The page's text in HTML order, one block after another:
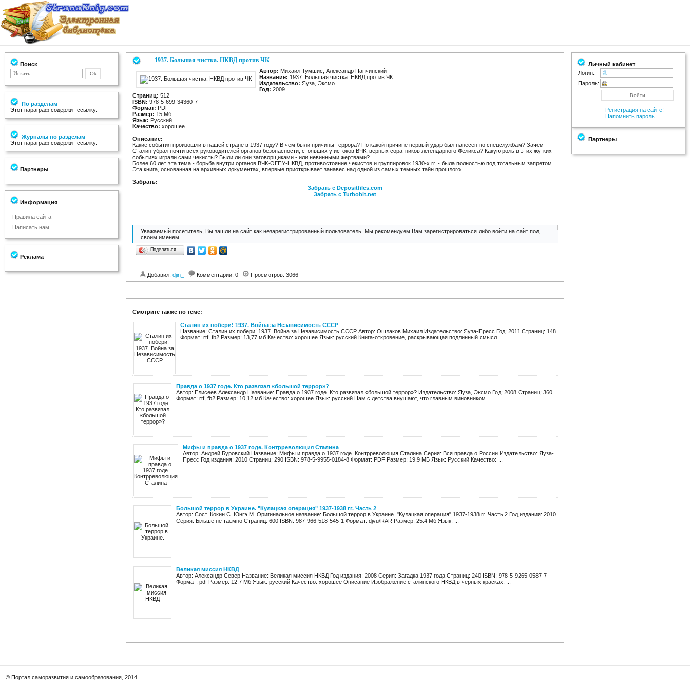
Поиск
По разделам
Этот параграф содержит ссылку.
Журналы по разделам
Этот параграф содержит ссылку.
Партнеры
Информация
Правила сайта
Написать нам
Реклама
1937. Большая чистка. НКВД против ЧК
Автор: Михаил Тумшис, Александр Папчинский
Название: 1937. Большая чистка. НКВД против ЧК
Издательство: Яуза, Эксмо
Год: 2009
Страниц: 512
ISBN: 978-5-699-34360-7
Формат: PDF
Размер: 15 Мб
Язык: Русский
Качество: хорошее
Описание:
Какие события произошли в нашей стране в 1937 году? В чем были причины террора? По какой причине первый удар был нанесен по спецслужбам? Зачем
Сталин убрал почти всех руководителей органов безопасности, стоявших у истоков ВЧК, верных соратников легендарного Феликса? Какую роль в этих жутких
событиях играли сами чекисты? Были ли они заговорщиками - или невинными жертвами?
Более 60 лет эта тема - борьба внутри органов ВЧК-ОГПУ-НКВД, противостояние чекистов и группировок 1930-х гг. - была полностью под тотальным запретом.
Эта книга, основанная на архивных документах, впервые приоткрывает занавес над одной из самых темных тайн прошлого.
Забрать:
Забрать с Depositfiles.com
Забрать с Turbobit.net
Уважаемый посетитель, Вы зашли на сайт как незарегистрированный пользователь. Мы рекомендуем Вам зарегистрироваться либо войти на сайт под
своим именем.
Поделиться…
Добавил: djin_ Комментарии: 0 Просмотров: 3066
Смотрите также по теме:
Сталин их побери! 1937. Война за Независимость СССР
Название: Сталин их побери! 1937. Война за Независимость СССР Автор: Ошлаков Михаил Издательство: Яуза-Пресс Год: 2011 Страниц: 148
Формат: rtf, fb2 Размер: 13,77 мб Качество: хорошее Язык: русский Книга-откровение, раскрывающая подлинный смысл ...
Правда о 1937 годе. Кто развязал «большой террор»?
Автор: Елисеев Александр Название: Правда о 1937 годе. Кто развязал «большой террор»? Издательство: Яуза, Эксмо Год: 2008 Страниц: 360
Формат: rtf, fb2 Размер: 10,12 мб Качество: хорошее Язык: русский Нам с детства внушают, что главным виновником ...
Мифы и правда о 1937 годе. Контрреволюция Сталина
Автор: Андрей Буровский Название: Мифы и правда о 1937 годе. Контрреволюция Сталина Серия: Вся правда о России Издательство: Яуза-
Пресс Год издания: 2010 Страниц: 290 ISBN: 978-5-9955-0184-8 Формат: PDF Размер: 19,9 МБ Язык: Русский Качество: ...
Большой террор в Украине. "Кулацкая операция" 1937-1938 гг. Часть 2
Автор: Сост. Кокин С. Юнгэ М. Оригинальное название: Большой террор в Украине. "Кулацкая операция" 1937-1938 гг. Часть 2 Год издания: 2010
Серия: Більше не таємно Страниц: 600 ISBN: 987-966-518-545-1 Формат: djvu/RAR Размер: 25.4 Мб Язык: ...
Великая миссия НКВД
Автор: Александр Север Название: Великая миссия НКВД Год издания: 2008 Серия: Загадка 1937 года Страниц: 240 ISBN: 978-5-9265-0587-7
Формат: pdf Размер: 12.7 Мб Язык: русский Качество: хорошее Описание Изображение сталинского НКВД в черных красках, ...
Личный кабинет
Логин:
Пароль:
Регистрация на сайте!
Напомнить пароль
Партнеры
© Портал саморазвития и самообразования, 2014